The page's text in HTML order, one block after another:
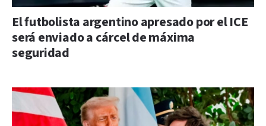
El futbolista argentino apresado por el ICE
será enviado a cárcel de máxima
seguridad